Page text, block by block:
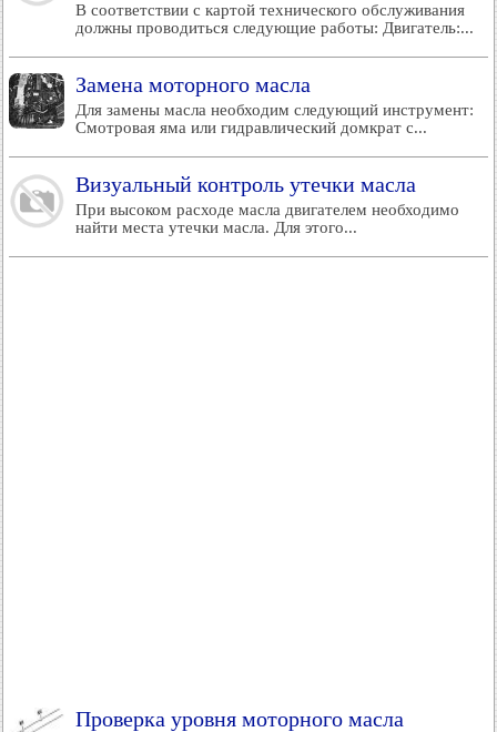
В соответствии с картой технического обслуживания
должны проводиться следующие работы: Двигатель:...
Замена моторного масла
Для замены масла необходим следующий инструмент:
Смотровая яма или гидравлический домкрат с...
Визуальный контроль утечки масла
При высоком расходе масла двигателем необходимо
найти места утечки масла. Для этого...
Проверка уровня моторного масла